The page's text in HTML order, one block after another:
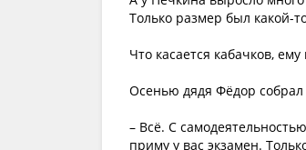
Только размер был какой-
Что касается кабачков,
Осенью дядя Фёдор собрал
– Всё. С
приму у вас экзамен.